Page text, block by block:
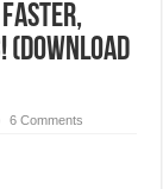
faster,
(Download
6 Comments